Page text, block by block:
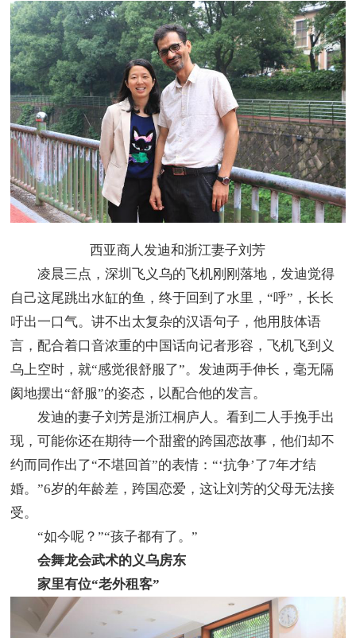
西亚商人发迪和浙江妻子刘芳
凌晨三点，深圳飞义乌的飞机刚刚落地，发迪觉得
自己这尾跳出水缸的鱼，终于回到了水里，“呼”，长长
吁出一口气。讲不出太复杂的汉语句子，他用肢体语
言，配合着口音浓重的中国话向记者形容，飞机飞到义
乌上空时，就“感觉很舒服了”。发迪两手伸长，毫无隔
阂地摆出“舒服”的姿态，以配合他的发言。
发迪的妻子刘芳是浙江桐庐人。看到二人手挽手出
现，可能你还在期待一个甜蜜的跨国恋故事，他们却不
约而同作出了“不堪回首”的表情：“‘抗争’了7年才结
婚。”6岁的年龄差，跨国恋爱，这让刘芳的父母无法接
受。
“如今呢？”“孩子都有了。”
会舞龙会武术的义乌房东
家里有位“老外租客”